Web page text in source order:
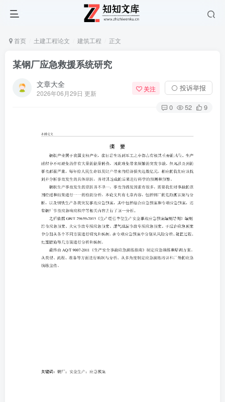
首页 土建工程论文 建筑工程 正文
某钢厂应急救援系统研究
文章大全
2026年06月29日 更新
关注 ⚪ 投诉举报
0 52 9